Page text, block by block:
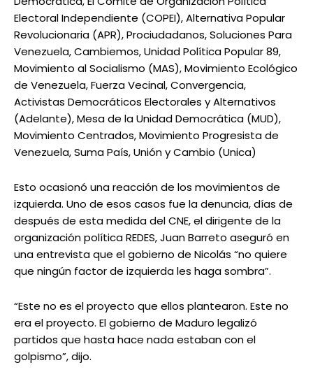
Electoral Independiente (COPEI), Alternativa Popular
Revolucionaria (APR), Prociudadanos, Soluciones Para
Venezuela, Cambiemos, Unidad Política Popular 89,
Movimiento al Socialismo (MAS), Movimiento Ecológico
de Venezuela, Fuerza Vecinal, Convergencia,
Activistas Democráticos Electorales y Alternativos
(Adelante), Mesa de la Unidad Democrática (MUD),
Movimiento Centrados, Movimiento Progresista de
Venezuela, Suma País, Unión y Cambio (Unica)
Esto ocasionó una reacción de los movimientos de
izquierda. Uno de esos casos fue la denuncia, días de
después de esta medida del CNE, el dirigente de la
organización política REDES, Juan Barreto aseguró en
una entrevista que el gobierno de Nicolás “no quiere
que ningún factor de izquierda les haga sombra”.
“Este no es el proyecto que ellos plantearon. Este no
era el proyecto. El gobierno de Maduro legalizó
partidos que hasta hace nada estaban con el
golpismo”, dijo.